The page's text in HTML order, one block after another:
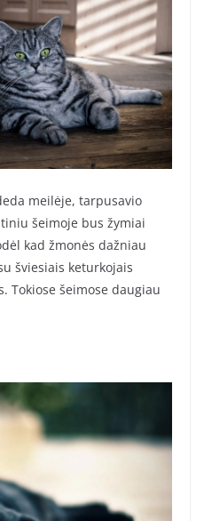
meilėje, tarpusavio
šeimoje bus žymiai
kad žmonės dažniau
šviesiais keturkojais
Tokiose šeimose daugiau